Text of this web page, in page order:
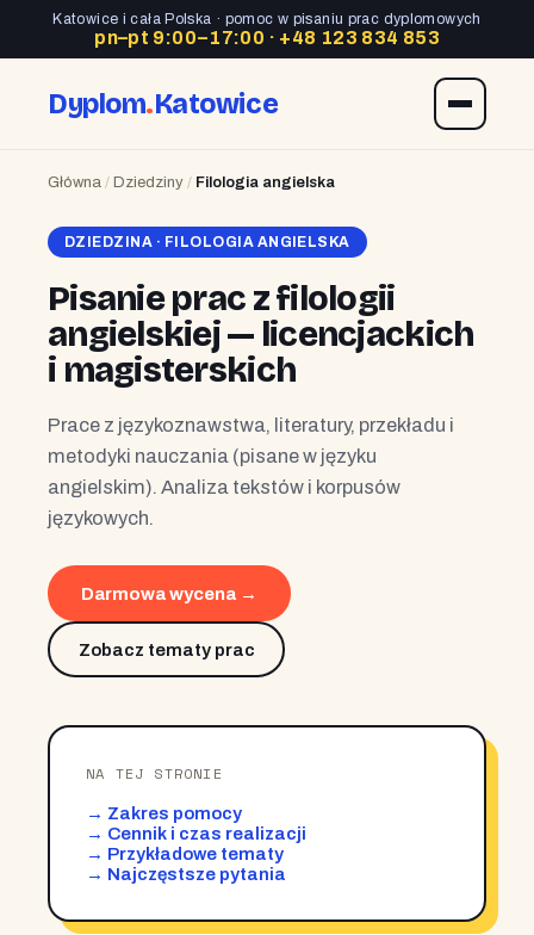
Katowice i cała Polska · pomoc w pisaniu prac dyplomowych
pn–pt 9:00–17:00 · +48 123 834 853
Dyplom.Katowice
Główna / Dziedziny / Filologia angielska
DZIEDZINA · FILOLOGIA ANGIELSKA
Pisanie prac z filologii
angielskiej — licencjackich
i magisterskich
Prace z językoznawstwa, literatury, przekładu i
metodyki nauczania (pisane w języku
angielskim). Analiza tekstów i korpusów
językowych.
Darmowa wycena →
Zobacz tematy prac
NA TEJ STRONIE
→ Zakres pomocy
→ Cennik i czas realizacji
→ Przykładowe tematy
→ Najczęstsze pytania